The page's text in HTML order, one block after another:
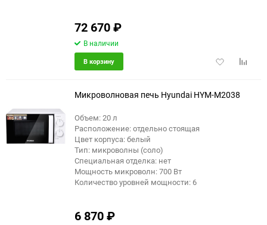
72 670₽
В наличии
Добавить
В корзину
еще 5 фото
Микроволновая печь Hyundai HYM-M2038
Объем: 20 л
Расположение: отдельно стоящая
Цвет корпуса: белый
Тип: микроволны (соло)
Специальная отделка: нет
Мощность микроволн: 700 Вт
Количество уровней мощности: 6
6 870₽